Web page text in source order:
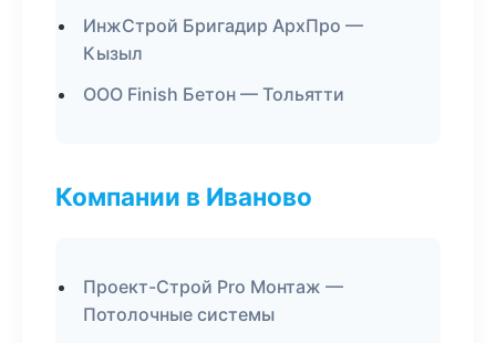
ИнжСтрой Бригадир АрхПро —
Кызыл
ООО Finish Бетон — Тольятти
Компании в Иваново
Проект-Строй Pro Монтаж —
Потолочные системы